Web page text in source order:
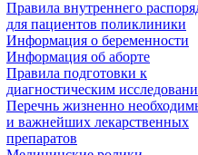
Правила внутреннего
для пациентов поликлиники
Информация о беременности
Информация об аборте
Правила подготовки к
диагностическим
Перечнь жизненно
и важнейших лекарственных
препаратов